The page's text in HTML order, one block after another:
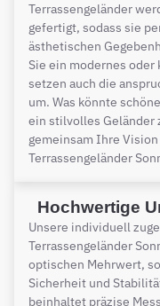
Terrassengeländer
gefertigt, sodass sie
ästhetischen
Sie ein modernes oder
setzen auch die
um. Was könnte
ein stilvolles Geländer
gemeinsam Ihre
Terrassengeländer
Hochwertige
Unsere individuell
Terrassengeländer
optischen Mehrwert,
Sicherheit und
beinhaltet präzise